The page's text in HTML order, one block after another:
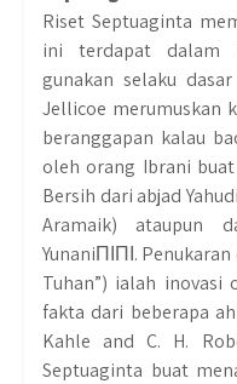
Riset Septuaginta
ini terdapat dalam
gunakan selaku
Jellicoe merumuskan
beranggapan kalau
oleh orang Ibrani
Bersih dari abjad
Aramaik) ataupun
YunaniΠΙΠΙ.
Tuhan”) ialah inovasi
fakta dari beberapa
Kahle and C. H.
Septuaginta buat